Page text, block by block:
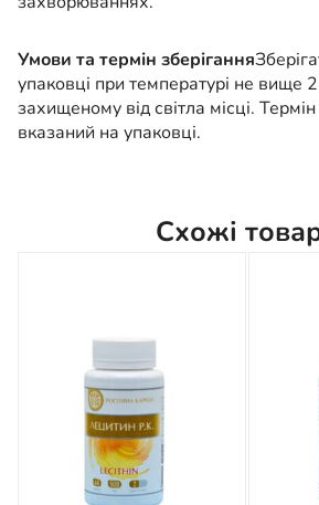
Умови та термін зберігання
упаковці при температурі не вище
захищеному від світла місці.
вказаний на упаковці.
Схожі